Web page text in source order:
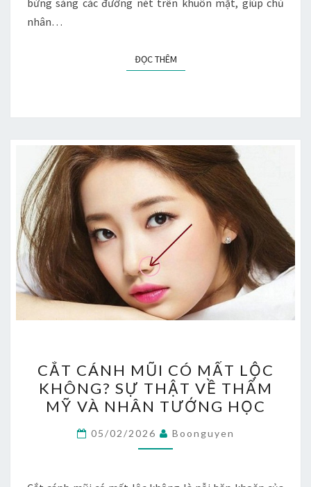
bừng sáng các đường nét trên khuôn mặt, giúp chủ
nhân…
ĐỌC THÊMĐỌC THÊM
CÁNH
MŨI
CÓ
MẤT
LỘC
CẮT CÁNH MŨI CÓ MẤT LỘC
KHÔNG? SỰ THẬT VỀ THẨM
MỸ VÀ NHÂN TƯỚNG HỌC
05/02/2026 Boonguyen